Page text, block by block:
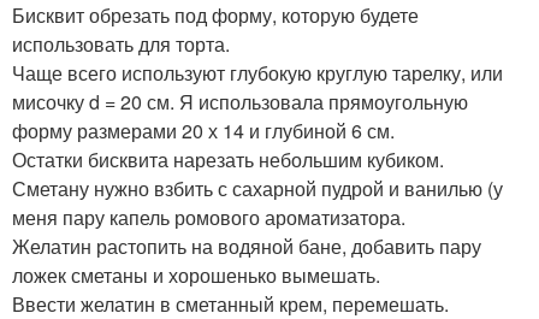
Бисквит обрезать под форму, которую будете
использовать для торта.
Чаще всего используют глубокую круглую тарелку, или
мисочку d = 20 см. Я использовала прямоугольную
форму размерами 20 х 14 и глубиной 6 см.
Остатки бисквита нарезать небольшим кубиком.
Сметану нужно взбить с сахарной пудрой и ванилью (у
меня пару капель ромового ароматизатора.
Желатин растопить на водяной бане, добавить пару
ложек сметаны и хорошенько вымешать.
Ввести желатин в сметанный крем, перемешать.